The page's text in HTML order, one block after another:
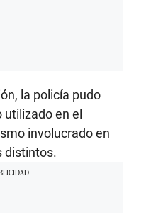
la policía pudo
en el
involucrado en
distintos.